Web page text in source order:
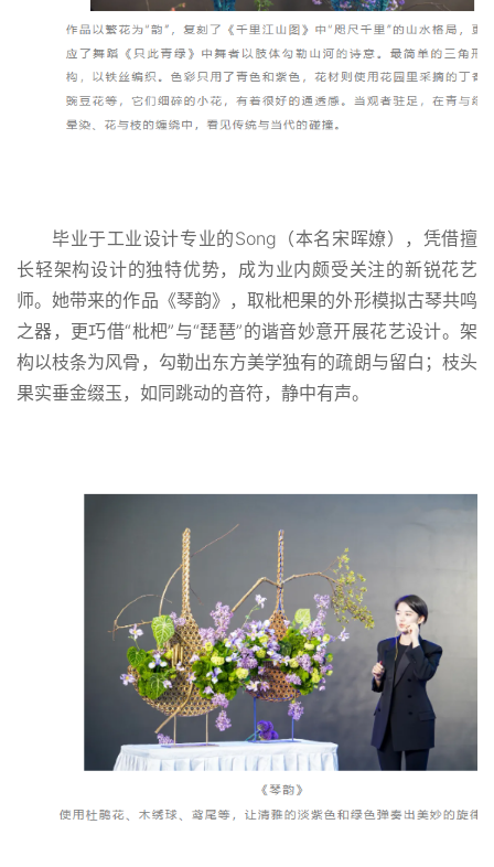
毕业于工业设计专业的Song（本名宋晖嫽），凭借擅
长轻架构设计的独特优势，成为业内颇受关注的新锐花艺
师。她带来的作品《琴韵》，取枇杷果的外形模拟古琴共鸣
之器，更巧借“枇杷”与“琵琶”的谐音妙意开展花艺设计。架
构以枝条为风骨，勾勒出东方美学独有的疏朗与留白；枝头
果实垂金缀玉，如同跳动的音符，静中有声。